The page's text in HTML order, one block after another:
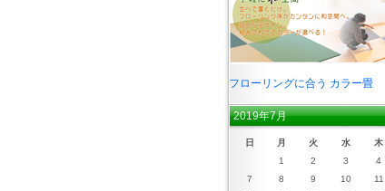
フローリングに合う カラー畳
2019年7月
日 月 火 水 木
1
2 3 4
7
8 9 10 11